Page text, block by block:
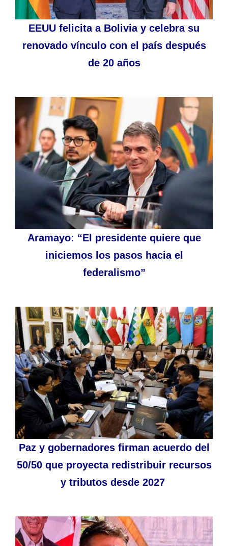
EEUU felicita a Bolivia y celebra su
renovado vínculo con el país después
de 20 años
Aramayo: “El presidente quiere que
iniciemos los pasos hacia el
federalismo”
Paz y gobernadores firman acuerdo del
50/50 que proyecta redistribuir recursos
y tributos desde 2027